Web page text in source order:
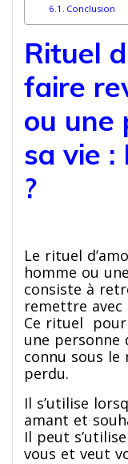
Conclusion
Rituel
faire
ou une
sa vie :
?
Le rituel
homme ou
consiste à
remettre avec
Ce rituel
une personne
connu sous le
perdu.
Il s’utilise
amant et
Il peut
vous et veut